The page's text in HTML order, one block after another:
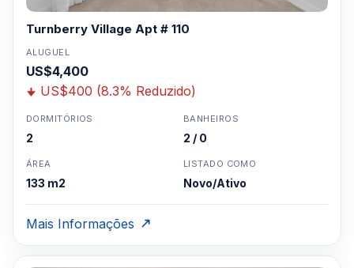
Turnberry Village Apt # 110
ALUGUEL
US$4,400
US$400 (8.3% Reduzido)
DORMITÓRIOS
2
BANHEIROS
2 / 0
ÁREA
133 m2
LISTADO COMO
Novo/Ativo
Mais Informações